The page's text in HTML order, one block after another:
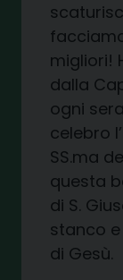
migliori!
dalla
ogni
celebro
SS.ma
questa
di S.
stanco
di Gesù.